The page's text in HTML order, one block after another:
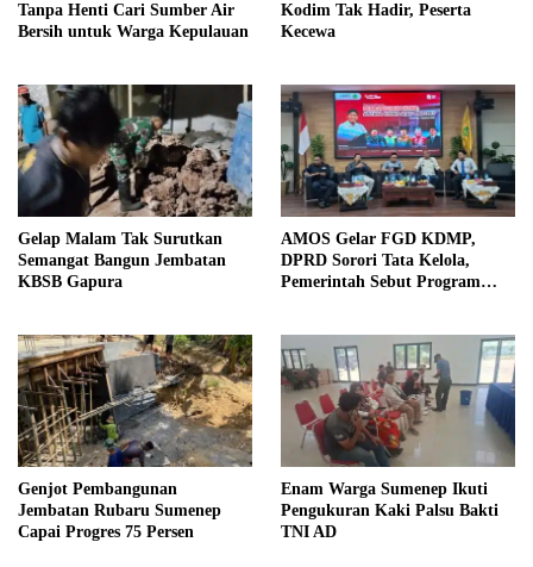
Tanpa Henti Cari Sumber Air
Bersih untuk Warga Kepulauan
Kodim Tak Hadir, Peserta
Kecewa
Gelap Malam Tak Surutkan
Semangat Bangun Jembatan
KBSB Gapura
AMOS Gelar FGD KDMP,
DPRD Sorori Tata Kelola,
Pemerintah Sebut Program
Genjot Pembangunan
Jembatan Rubaru Sumenep
Capai Progres 75 Persen
Enam Warga Sumenep Ikuti
Pengukuran Kaki Palsu Bakti
TNI AD